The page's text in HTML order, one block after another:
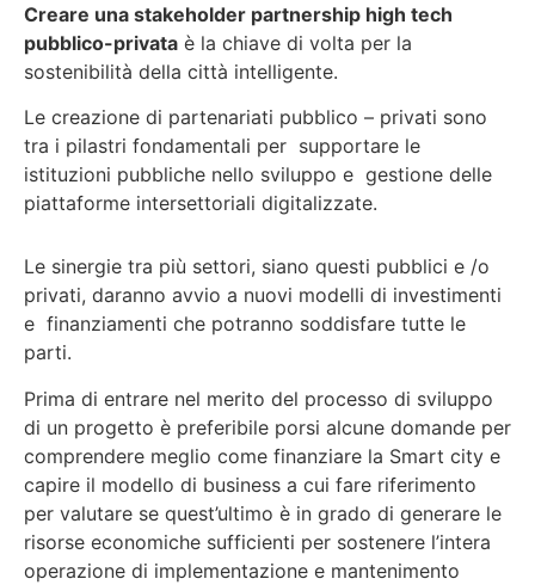
Creare una stakeholder partnership high tech
pubblico-privata è la chiave di volta per la
sostenibilità della città intelligente.
Le creazione di partenariati pubblico – privati sono
tra i pilastri fondamentali per supportare le
istituzioni pubbliche nello sviluppo e gestione delle
piattaforme intersettoriali digitalizzate.
Le sinergie tra più settori, siano questi pubblici e /o
privati, daranno avvio a nuovi modelli di investimenti
e finanziamenti che potranno soddisfare tutte le
parti.
Prima di entrare nel merito del processo di sviluppo
di un progetto è preferibile porsi alcune domande per
comprendere meglio come finanziare la Smart city e
capire il modello di business a cui fare riferimento
per valutare se quest’ultimo è in grado di generare le
risorse economiche sufficienti per sostenere l’intera
operazione di implementazione e mantenimento